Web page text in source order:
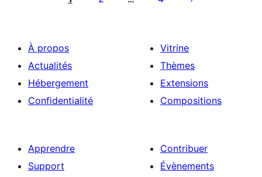
À propos
Actualités
Hébergement
Confidentialité
Vitrine
Thèmes
Extensions
Compositions
Apprendre
Support
Contribuer
Évènements